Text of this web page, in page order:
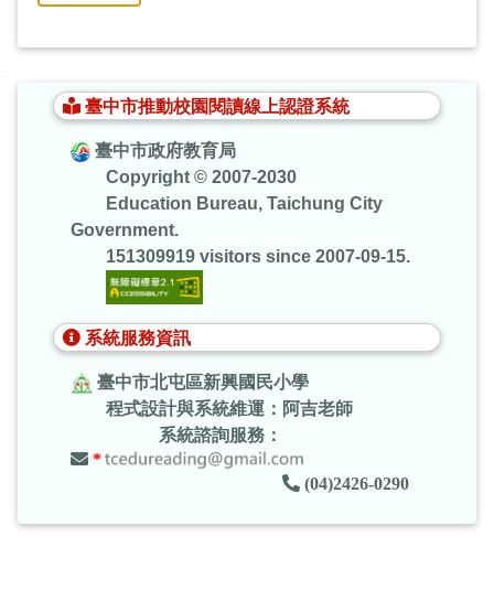
臺中市推動校園閱讀線上認證系統
臺中市政府教育局
Copyright © 2007-2030
Education Bureau, Taichung City
Government.
151309919 visitors since 2007-09-15.
系統服務資訊
臺中市北屯區新興國民小學
程式設計與系統維運：阿吉老師
系統諮詢服務：
*
(04)2426-0290